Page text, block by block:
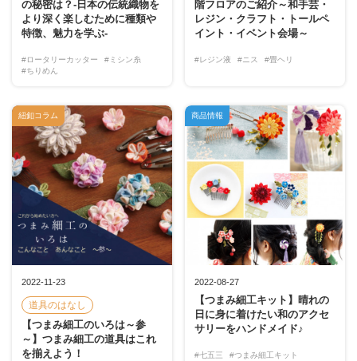
の秘密は？-日本の伝統織物を
より深く楽しむために種類や
特徴、魅力を学ぶ-
#ロータリーカッター
#ミシン糸
#ちりめん
階フロアのご紹介～和手芸・
レジン・クラフト・トールペ
イント・イベント会場～
#レジン液 #ニス #畳ヘリ
2022-11-23
道具のはなし
【つまみ細工のいろは～参
～】つまみ細工の道具はこれ
を揃えよう！
紐釦コラム
2022-08-27
【つまみ細工キット】晴れの
日に身に着けたい和のアクセ
サリーをハンドメイド♪
#七五三
#つまみ細工キット
商品情報